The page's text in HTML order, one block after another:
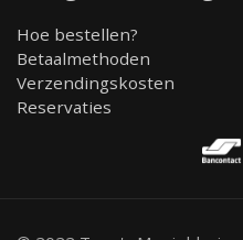
Hoe bestellen?
Betaalmethoden
Verzendingskosten
Reservaties